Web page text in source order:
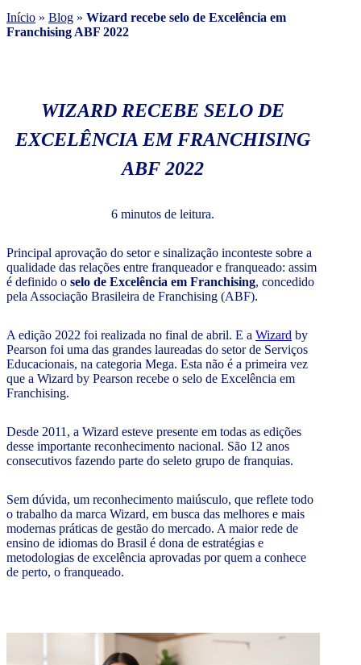
Início » Blog » Wizard recebe selo de Excelência em
Franchising ABF 2022
WIZARD RECEBE SELO DE
EXCELÊNCIA EM FRANCHISING
ABF 2022
6 minutos de leitura.
Principal aprovação do setor e sinalização inconteste sobre a
qualidade das relações entre franqueador e franqueado: assim
é definido o selo de Excelência em Franchising, concedido
pela Associação Brasileira de Franchising (ABF).
A edição 2022 foi realizada no final de abril. E a Wizard by
Pearson foi uma das grandes laureadas do setor de Serviços
Educacionais, na categoria Mega. Esta não é a primeira vez
que a Wizard by Pearson recebe o selo de Excelência em
Franchising.
Desde 2011, a Wizard esteve presente em todas as edições
desse importante reconhecimento nacional. São 12 anos
consecutivos fazendo parte do seleto grupo de franquias.
Sem dúvida, um reconhecimento maiúsculo, que reflete todo
o trabalho da marca Wizard, em busca das melhores e mais
modernas práticas de gestão do mercado. A maior rede de
ensino de idiomas do Brasil é dona de estratégias e
metodologias de excelência aprovadas por quem a conhece
de perto, o franqueado.